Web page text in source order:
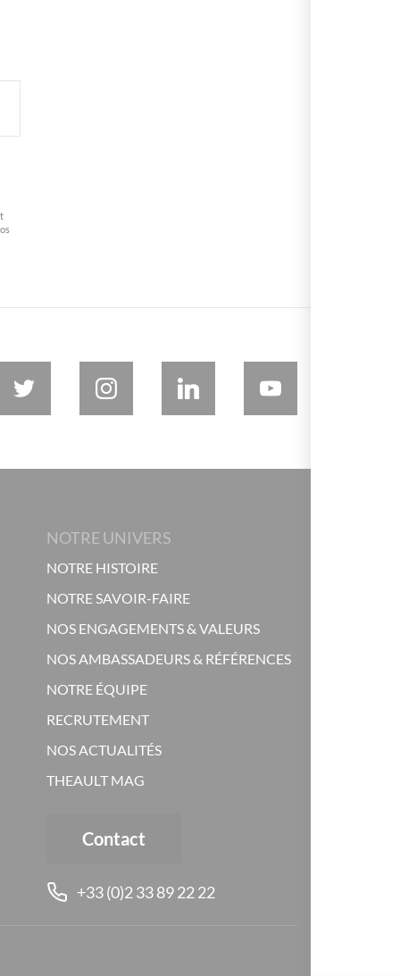
NOTRE UNIVERS
NOTRE HISTOIRE
NOTRE SAVOIR-FAIRE
NOS ENGAGEMENTS & VALEURS
NOS AMBASSADEURS & RÉFÉRENCES
NOTRE ÉQUIPE
RECRUTEMENT
NOS ACTUALITÉS
THEAULT MAG
Contact
+33 (0)2 33 89 22 22